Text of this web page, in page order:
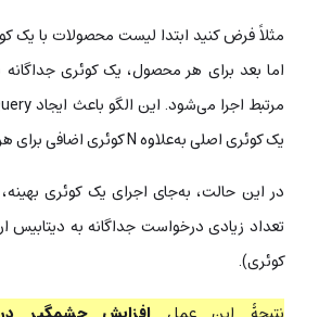
مثلاً فرض کنید ابتدا لیست محصولات با یک
اما بعد برای هر محصول، یک کوئری جداگانه
یک کوئری اصلی به‌علاوه N کوئری اضافی برای هر آیتم.
در این حالت، به‌جای اجرای یک کوئری
کوئری).